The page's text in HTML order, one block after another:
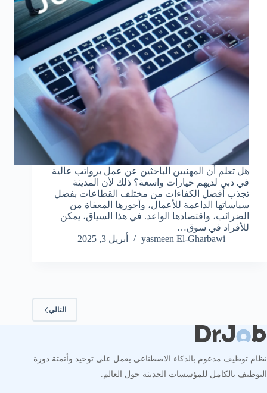
هل تعلم أن المهنيين الباحثين عن عمل برواتب عالية
في دبي لديهم خيارات واسعة؟ ذلك لأن المدينة
تجذب أفضل الكفاءات من مختلف القطاعات بفضل
سياساتها الداعمة للأعمال، وأجورها المعفاة من
الضرائب، واقتصادها الواعد. في هذا السياق، يمكن
للأفراد في سوق…
yasmeen El-Gharbawi
أبريل 3, 2025
التالي
نظام توظيف مدعوم بالذكاء الاصطناعي يعمل على توحيد وأتمتة دورة
التوظيف بالكامل للمؤسسات الحديثة حول العالم.